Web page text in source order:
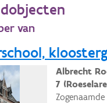
van
Albrecht
7